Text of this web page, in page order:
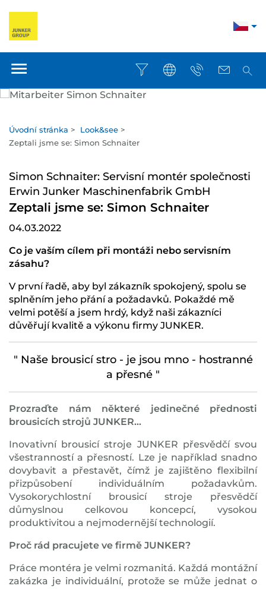
Úvodní stránka > Look&see >
Zeptali jsme se: Simon Schnaiter
Simon Schnaiter: Servisní montér společnosti
Erwin Junker Maschinenfabrik GmbH
Zeptali jsme se: Simon Schnaiter
04.03.2022
Co je vaším cílem při montáži nebo servisním
zásahu?
V první řadě, aby byl zákazník spokojený, spolu se
splněním jeho přání a požadavků. Pokaždé mě
velmi potěší a jsem hrdý, když naši zákazníci
důvěřují kvalitě a výkonu firmy JUNKER.
" Naše brousicí stro - je jsou mno - hostranné
a přesné "
Prozraďte nám některé jedinečné přednosti
brousicích strojů JUNKER...
Inovativní brousicí stroje JUNKER přesvědčí svou
všestranností a přesností. Lze je například snadno
dovybavit a přestavět, čímž je zajištěno flexibilní
přizpůsobení individuálním požadavkům.
Vysokorychlostní brousicí stroje přesvědčí
důmyslnou celkovou koncepcí, vysokou
produktivitou a nejmodernější technologií.
Proč rád pracujete ve firmě JUNKER?
Práce montéra je velmi rozmanitá. Každá montážní
zakázka je individuální, protože se může jednat o